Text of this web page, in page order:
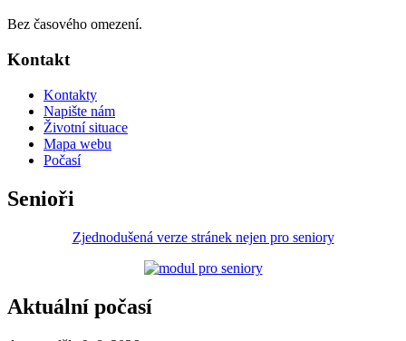
Bez časového omezení.
Kontakt
Kontakty
Napište nám
Životní situace
Mapa webu
Počasí
Senioři
Zjednodušená verze stránek nejen pro seniory
Aktuální počasí